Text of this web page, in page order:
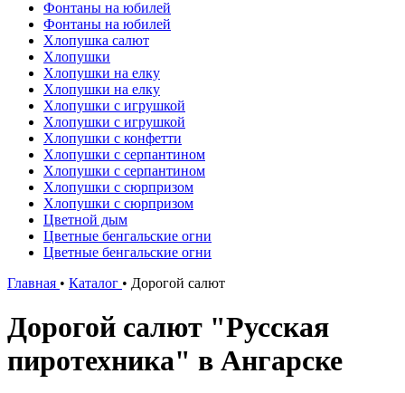
Фонтаны на юбилей
Фонтаны на юбилей
Хлопушка салют
Хлопушки
Хлопушки на елку
Хлопушки на елку
Хлопушки с игрушкой
Хлопушки с игрушкой
Хлопушки с конфетти
Хлопушки с серпантином
Хлопушки с серпантином
Хлопушки с сюрпризом
Хлопушки с сюрпризом
Цветной дым
Цветные бенгальские огни
Цветные бенгальские огни
Главная • Каталог • Дорогой салют
Дорогой салют "Русская
пиротехника" в Ангарске